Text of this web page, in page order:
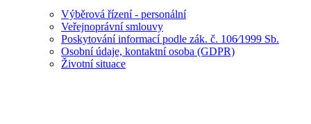
Výběrová řízení - personální
Veřejnoprávní smlouvy
Poskytování informací podle zák. č. 106⁄1999 Sb.
Osobní údaje, kontaktní osoba (GDPR)
Životní situace